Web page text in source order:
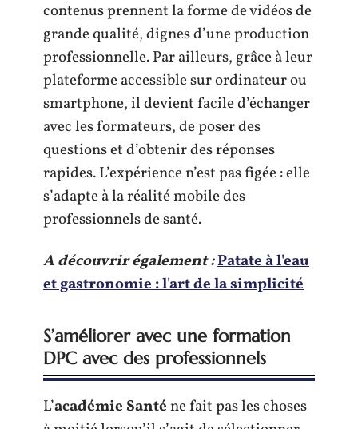
contenus prennent la forme de vidéos de
grande qualité, dignes d’une production
professionnelle. Par ailleurs, grâce à leur
plateforme accessible sur ordinateur ou
smartphone, il devient facile d’échanger
avec les formateurs, de poser des
questions et d’obtenir des réponses
rapides. L’expérience n’est pas figée : elle
s’adapte à la réalité mobile des
professionnels de santé.
A découvrir également :Patate à l'eau
et gastronomie : l'art de la simplicité
S’améliorer avec une formation
DPC avec des professionnels
L’académie Santéne fait pas les choses